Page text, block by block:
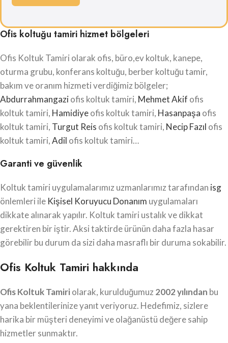
Ofis koltuğu tamiri hizmet bölgeleri
Ofis Koltuk Tamiri olarak ofis, büro,ev koltuk, kanepe,
oturma grubu, konferans koltuğu, berber koltuğu tamir,
bakım ve oranım hizmeti verdiğimiz bölgeler;
Abdurrahmangaziofis koltuk tamiri, Mehmet Akif ofis
koltuk tamiri, Hamidiyeofis koltuk tamiri, Hasanpaşa ofis
koltuk tamiri, Turgut Reis ofis koltuk tamiri, Necip Fazıl ofis
koltuk tamiri,Adil ofis koltuk tamiri…
Garanti ve güvenlik
Koltuk tamiri uygulamalarımız uzmanlarımız tarafından isg
önlemleri ile Kişisel Koruyucu Donanım uygulamaları
dikkate alınarak yapılır. Koltuk tamiri ustalık ve dikkat
gerektiren bir iştir. Aksi taktirde ürünün daha fazla hasar
görebilir bu durum da sizi daha masraflı bir duruma sokabilir.
Ofis Koltuk Tamiri hakkında
Ofis Koltuk Tamiriolarak, kurulduğumuz 2002 yılından bu
yana beklentilerinize yanıt veriyoruz. Hedefimiz, sizlere
harika bir müşteri deneyimi ve olağanüstü değere sahip
hizmetler sunmaktır.